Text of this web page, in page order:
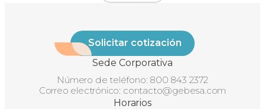
Solicitar cotización
Sede Corporativa
Número de teléfono: 800 843 2372
Correo electrónico: contacto@gebesa.com
Horarios